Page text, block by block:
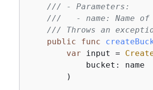
/// - Parameters:
///   - name: Name
/// Throws an
public
func
var input =
            bucket: name
        )